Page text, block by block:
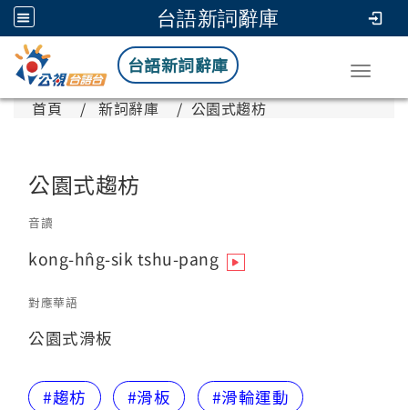
台語新詞辭庫
台語新詞辭庫
首頁 新詞辭庫 公園式趨枋
公園式趨枋
音讀
kong-hn̂g-sik tshu-pang
對應華語
公園式滑板
#趨枋 #滑板 #滑輪運動